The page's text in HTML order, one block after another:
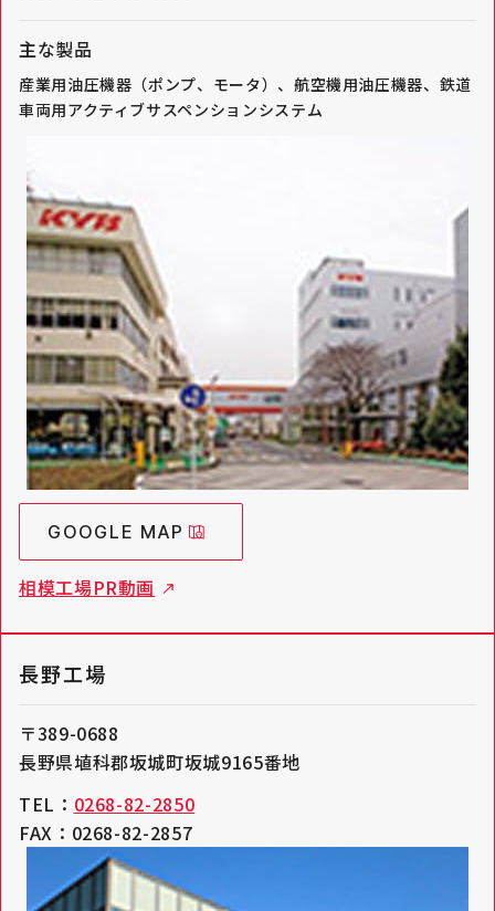
GOOGLE MAP
相模工場PR動画
主な製品
産業用油圧機器（ポンプ、モータ）、航空機用油圧機器、鉄道
車両用アクティブサスペンションシステム
長野工場
〒389-0688
長野県埴科郡坂城町坂城9165番地
TEL： 0268-82-2850
FAX：0268-82-2857